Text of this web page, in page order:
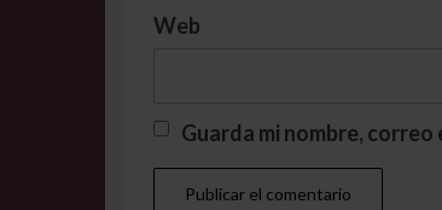
Web
Guarda mi nombre,